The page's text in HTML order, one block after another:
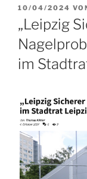
AM
10/04/2024
„Leipzig
im